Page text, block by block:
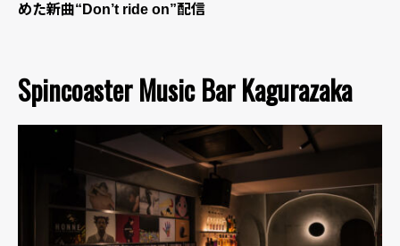
めた新曲“Don’t ride on”配信
Spincoaster Music Bar Kagurazaka